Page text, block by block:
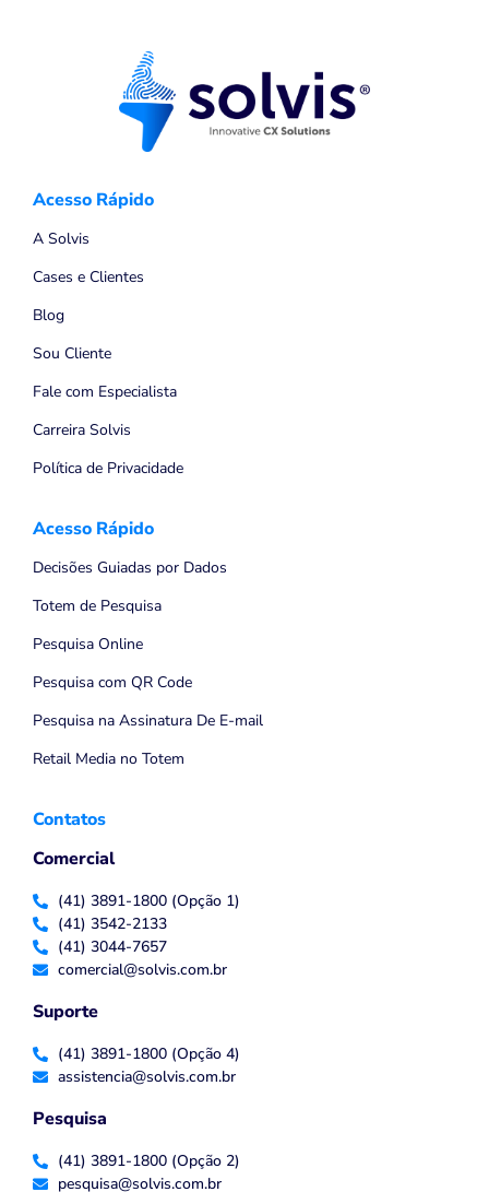
Acesso Rápido
A Solvis
Cases e Clientes
Blog
Sou Cliente
Fale com Especialista
Carreira Solvis
Política de Privacidade
Acesso Rápido
Decisões Guiadas por Dados
Totem de Pesquisa
Pesquisa Online
Pesquisa com QR Code
Pesquisa na Assinatura De E-mail
Retail Media no Totem
Contatos
Comercial
(41) 3891-1800 (Opção 1)
(41) 3542-2133
(41) 3044-7657
comercial@solvis.com.br
Suporte
(41) 3891-1800 (Opção 4)
assistencia@solvis.com.br
Pesquisa
(41) 3891-1800 (Opção 2)
pesquisa@solvis.com.br